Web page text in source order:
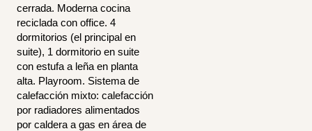
cerrada. Moderna cocina
reciclada con office. 4
dormitorios (el principal en
suite), 1 dormitorio en suite
con estufa a leña en planta
alta. Playroom. Sistema de
calefacción mixto: calefacción
por radiadores alimentados
por caldera a gas en área de